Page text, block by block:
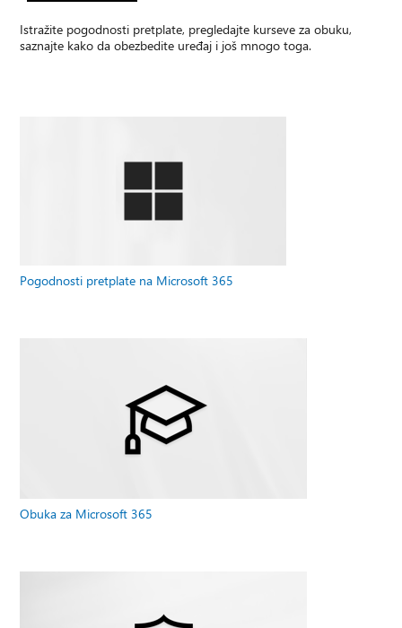
Istražite pogodnosti pretplate, pregledajte kurseve za obuku,
saznajte kako da obezbedite uređaj i još mnogo toga.
Pogodnosti pretplate na Microsoft 365
Obuka za Microsoft 365